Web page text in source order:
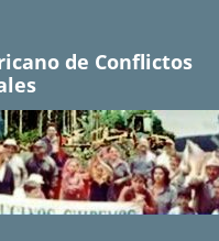
de Conflictos